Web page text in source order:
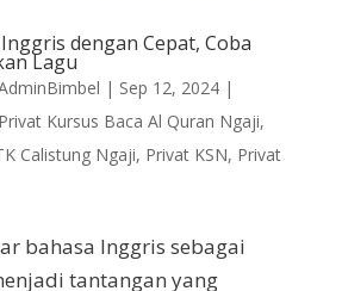
dengan Cepat, Coba
Lagu
| Sep 12, 2024|
Kursus Baca Al Quran Ngaji,
Calistung Ngaji, Privat KSN, Privat
bahasa Inggris sebagai
tantangan yang